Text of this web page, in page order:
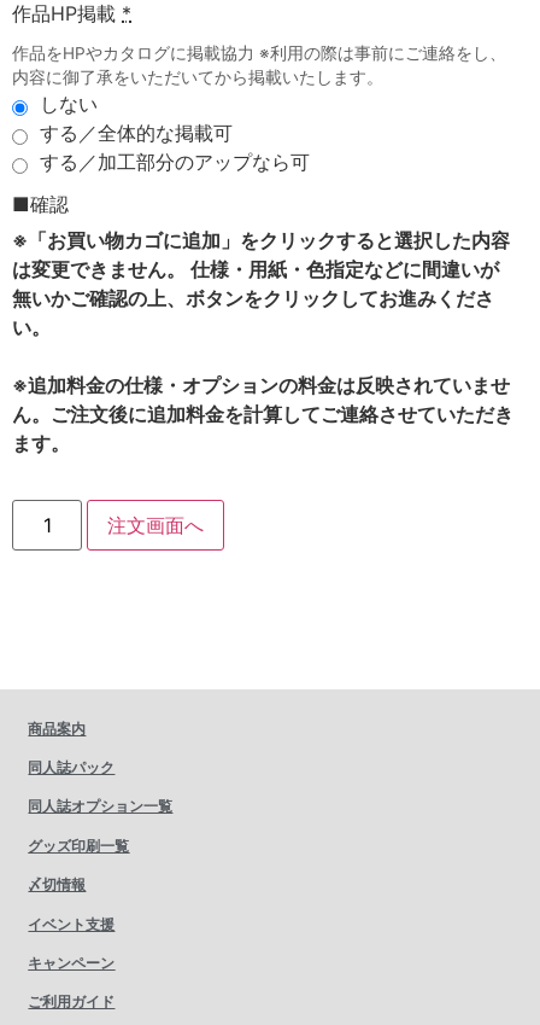
作品HP掲載 *
作品をHPやカタログに掲載協力 ※利用の際は事前にご連絡をし、
内容に御了承をいただいてから掲載いたします。
しない
する／全体的な掲載可
する／加工部分のアップなら可
■確認
※「お買い物カゴに追加」をクリックすると選択した内容
は変更できません。 仕様・用紙・色指定などに間違いが
無いかご確認の上、ボタンをクリックしてお進みくださ
い。
※追加料金の仕様・オプションの料金は反映されていませ
ん。ご注文後に追加料金を計算してご連絡させていただき
ます。
注文画面へ
商品案内
同人誌パック
同人誌オプション一覧
グッズ印刷一覧
〆切情報
イベント支援
キャンペーン
ご利用ガイド